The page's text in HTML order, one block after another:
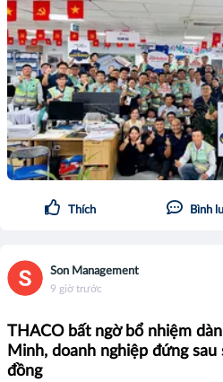
Thích Bình
Son Management
9 giờ trước
THACO bất ngờ bổ nhiệm
Minh, doanh nghiệp đứng
đồng